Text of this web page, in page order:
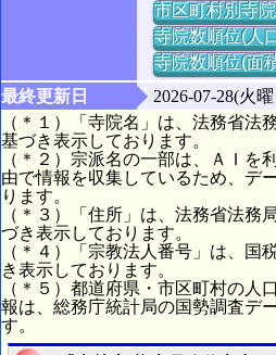
市区町村別寺
寺院数順位(人
寺院数順位(面
最終更新日
2026-07-28(火
（＊１）「寺院名」は、法務省法
基づき表示しております。
（＊２）宗派名の一部は、ＡＩを
由で情報を収集しているため、デ
ります。
（＊３）「住所」は、法務省法務
づき表示しております。
（＊４）「宗教法人番号」は、国
き表示しております。
（＊５）都道府県・市区町村の人
報は、総務庁統計局の国勢調査デ
す。